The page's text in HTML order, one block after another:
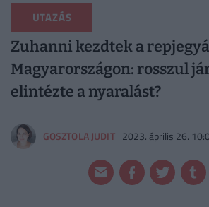
UTAZÁS
Zuhanni kezdtek a
Magyarországon: rosszul
elintézte a nyaralást?
GOSZTOLA JUDIT 2023. április 26.